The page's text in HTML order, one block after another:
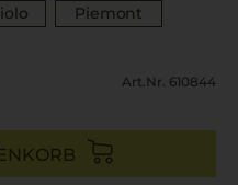
Piemont
Art.Nr. 610844